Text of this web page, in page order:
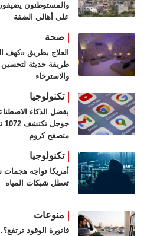
والمستوطنون
على أهالي الضفة
صحة
العلاج بطريق «كهف
طريقة حديثة
والاسترخاء
تكنولوجيا
بفضل الذكاء
متصفح كروم
تكنولوجيا
أمريكا تواجه هجمات
تعطل شبكات المياه
منوعات